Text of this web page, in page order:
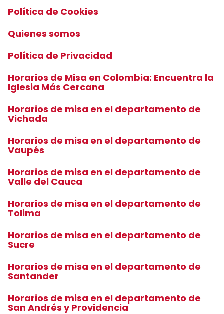
Política de Cookies
Quienes somos
Política de Privacidad
Horarios de Misa en Colombia: Encuentra la
Iglesia Más Cercana
Horarios de misa en el departamento de
Vichada
Horarios de misa en el departamento de
Vaupés
Horarios de misa en el departamento de
Valle del Cauca
Horarios de misa en el departamento de
Tolima
Horarios de misa en el departamento de
Sucre
Horarios de misa en el departamento de
Santander
Horarios de misa en el departamento de
San Andrés y Providencia